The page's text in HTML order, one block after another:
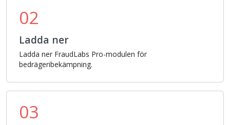
02
Ladda ner
Ladda ner FraudLabs Pro-modulen för
bedrägeribekämpning.
03